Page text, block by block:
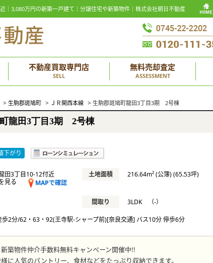
3,080万円の新築一戸建て｜分譲住宅や新築物件｜株式会社朝日不動産
不動産買取専門店
SELL
無料売却査定
ASSESSMENT
> 生駒郡斑鳩町 > ＪＲ関西本線 > 生駒郡斑鳩町龍田3丁目3期 2号棟
龍田3丁目3期 2号棟
下がり
田3丁目10-12付近
MAPで確認
見る
土地面積 216.64m² (公簿) (65.53坪)
間取り 3LDK （-）
歩2分/62・63・92(王寺駅-シャープ前)[奈良交通] バス10分 停歩6分
築物件仲介手数料無料キャンペーン開催中!!
に人気のパントリー、食材などをたっぷり収納できます。